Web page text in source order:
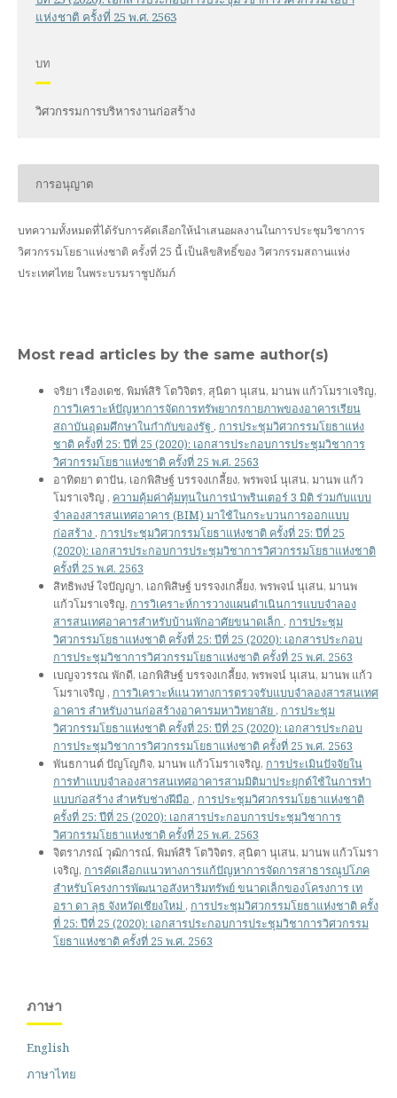
แห่งชาติ ครั้งที่ 25 พ.ศ. 2563
บท
วิศวกรรมการบริหารงานก่อสร้าง
การอนุญาต
บทความทั้งหมดที่ได้รับการคัดเลือกให้นำเสนอผลงานในการประชุมวิชาการ
วิศวกรรมโยธาแห่งชาติ ครั้งที่ 25 นี้ เป็นลิขสิทธิ์ของวิศวกรรมสถานแห่ง
ประเทศไทย ในพระบรมราชูปถัมภ์
Most read articles by the same author(s)
จริยา เรืองเดช, พิมพ์สิริ โตวิจิตร, สุนิตา นุเสน, มานพ แก้วโมราเจริญ,
การวิเคราะห์ปัญหาการจัดการทรัพยากรกายภาพของอาคารเรียน
สถาบันอุดมศึกษาในกำกับของรัฐ , การประชุมวิศวกรรมโยธาแห่ง
ชาติ ครั้งที่ 25: ปีที่ 25 (2020): เอกสารประกอบการประชุมวิชาการ
วิศวกรรมโยธาแห่งชาติ ครั้งที่ 25 พ.ศ. 2563
อาทิตยา ตาปัน, เอกพิสิษฐ์ บรรจงเกลี้ยง, พรพจน์ นุเสน, มานพ แก้ว
โมราเจริญ , ความคุ้มค่าคุ้มทุนในการนำพรินเตอร์ 3 มิติ ร่วมกับแบบ
จำลองสารสนเทศอาคาร (BIM) มาใช้ในกระบวนการออกแบบ
ก่อสร้าง , การประชุมวิศวกรรมโยธาแห่งชาติ ครั้งที่ 25: ปีที่ 25
(2020): เอกสารประกอบการประชุมวิชาการวิศวกรรมโยธาแห่งชาติ
ครั้งที่ 25 พ.ศ. 2563
สิทธิพงษ์ ใจปัญญา, เอกพิสิษฐ์ บรรจงเกลี้ยง, พรพจน์ นุเสน, มานพ
แก้วโมราเจริญ, การวิเคราะห์การวางแผนดำเนินการแบบจำลอง
สารสนเทศอาคารสำหรับบ้านพักอาศัยขนาดเล็ก , การประชุม
วิศวกรรมโยธาแห่งชาติ ครั้งที่ 25: ปีที่ 25 (2020): เอกสารประกอบ
การประชุมวิชาการวิศวกรรมโยธาแห่งชาติ ครั้งที่ 25 พ.ศ. 2563
เบญจวรรณ พักดี, เอกพิสิษฐ์ บรรจงเกลี้ยง, พรพจน์ นุเสน, มานพ แก้ว
โมราเจริญ , การวิเคราะห์แนวทางการตรวจรับแบบจำลองสารสนเทศ
อาคาร สำหรับงานก่อสร้างอาคารมหาวิทยาลัย , การประชุม
วิศวกรรมโยธาแห่งชาติ ครั้งที่ 25: ปีที่ 25 (2020): เอกสารประกอบ
การประชุมวิชาการวิศวกรรมโยธาแห่งชาติ ครั้งที่ 25 พ.ศ. 2563
พันธกานต์ ปัญโญกิจ, มานพ แก้วโมราเจริญ, การประเมินปัจจัยใน
การทำแบบจำลองสารสนเทศอาคารสามมิติมาประยุกต์ใช้ในการทำ
แบบก่อสร้าง สำหรับช่างฝีมือ , การประชุมวิศวกรรมโยธาแห่งชาติ
ครั้งที่ 25: ปีที่ 25 (2020): เอกสารประกอบการประชุมวิชาการ
วิศวกรรมโยธาแห่งชาติ ครั้งที่ 25 พ.ศ. 2563
จิตราภรณ์ วุฒิการณ์, พิมพ์สิริ โตวิจิตร, สุนิตา นุเสน, มานพ แก้วโมรา
เจริญ, การคัดเลือกแนวทางการแก้ปัญหาการจัดการสาธารณูปโภค
สำหรับโครงการพัฒนาอสังหาริมทรัพย์ ขนาดเล็กของโครงการ เท
อรา ดา ลุธ จังหวัดเชียงใหม่ , การประชุมวิศวกรรมโยธาแห่งชาติ ครั้ง
ที่ 25: ปีที่ 25 (2020): เอกสารประกอบการประชุมวิชาการวิศวกรรม
โยธาแห่งชาติ ครั้งที่ 25 พ.ศ. 2563
ภาษา
English
ภาษาไทย